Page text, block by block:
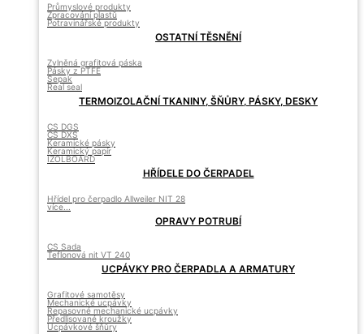
Průmyslové produkty
Zpracování plastů
Potravinářské produkty
OSTATNÍ TĚSNĚNÍ
Zvlněná grafitová páska
Pásky z PTFE
Sepak
Real seal
TERMOIZOLAČNÍ TKANINY, ŠŇŮRY, PÁSKY, DESKY
CS DGS
CS DXS
Keramické pásky
Keramický papír
IZOLBOARD
HŘÍDELE DO ČERPADEL
Hřídel pro čerpadlo Allweiler NIT 28
více...
OPRAVY POTRUBÍ
CS Sada
Teflonová nit VT 240
UCPÁVKY PRO ČERPADLA A ARMATURY
Grafitové samotěsy
Mechanické ucpávky
Repasovné mechanické ucpávky
Předlisované kroužky
Ucpávkové šňůry